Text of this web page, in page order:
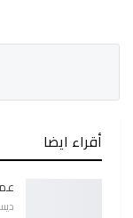
أقراء ايضا